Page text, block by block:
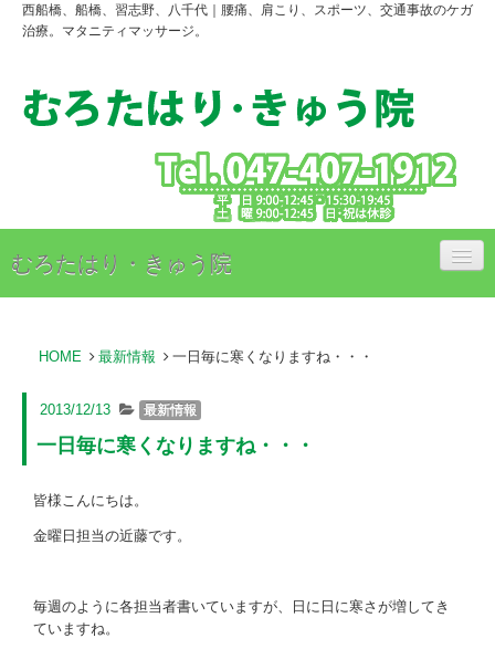
西船橋、船橋、習志野、八千代｜腰痛、肩こり、スポーツ、交通事故のケガ
治療。マタニティマッサージ。
むろたはり・きゅう院
治療料金のご案内
アクセス
スタッフ紹介
お問い合わせ
HOME 最新情報 一日毎に寒くなりますね・・・
2013/12/13 最新情報
一日毎に寒くなりますね・・・
皆様こんにちは。
金曜日担当の近藤です。
毎週のように各担当者書いていますが、日に日に寒さが増してき
ていますね。